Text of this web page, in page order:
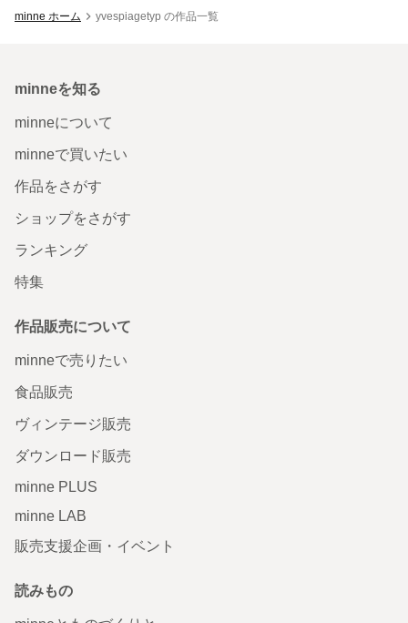
minne ホーム yvespiagetyp の作品一覧
minneを知る
minneについて
minneで買いたい
作品をさがす
ショップをさがす
ランキング
特集
作品販売について
minneで売りたい
食品販売
ヴィンテージ販売
ダウンロード販売
minne PLUS
minne LAB
販売支援企画・イベント
読みもの